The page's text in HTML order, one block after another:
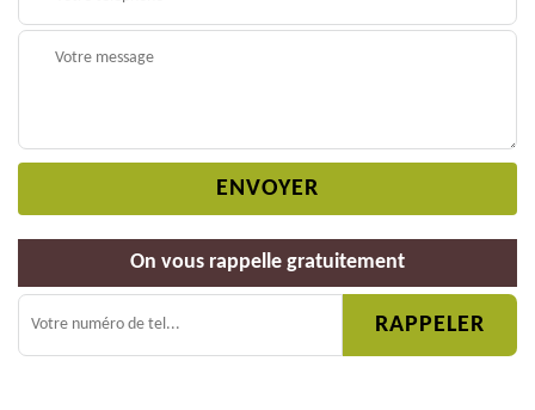
On vous rappelle gratuitement